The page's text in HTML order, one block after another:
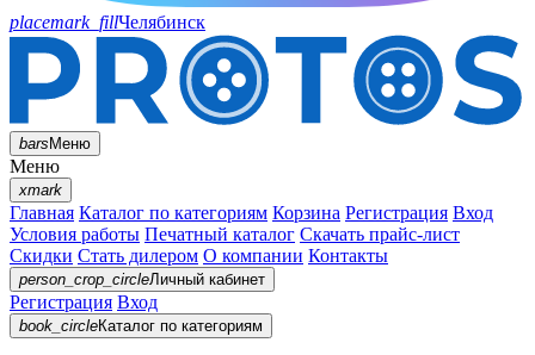
placemark_fillЧелябинск
barsМеню
Меню
xmark
Главная Каталог по категориям Корзина Регистрация Вход
Условия работы Печатный каталог Скачать прайс-лист
Скидки Стать дилером О компании Контакты
person_crop_circleЛичный кабинет
Регистрация Вход
book_circleКаталог по категориям